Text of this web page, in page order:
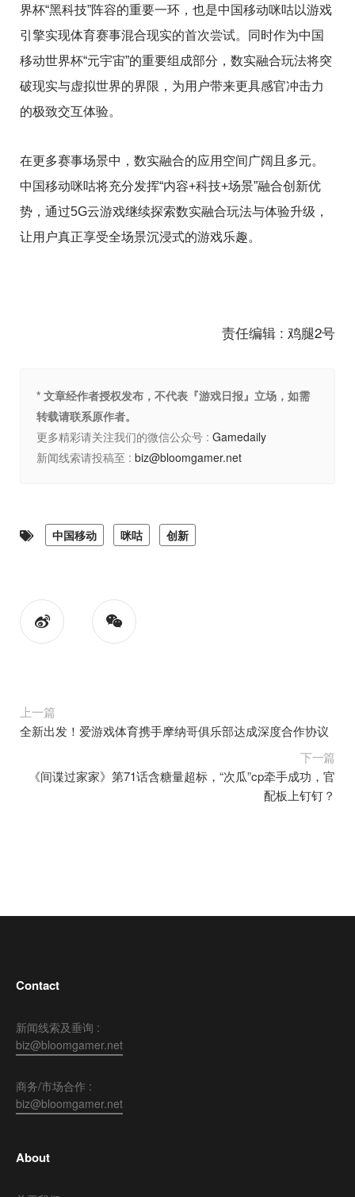
界杯“黑科技”阵容的重要一环，也是中国移动咪咕以游戏
引擎实现体育赛事混合现实的首次尝试。同时作为中国
移动世界杯“元宇宙”的重要组成部分，数实融合玩法将突
破现实与虚拟世界的界限，为用户带来更具感官冲击力
的极致交互体验。
在更多赛事场景中，数实融合的应用空间广阔且多元。
中国移动咪咕将充分发挥“内容+科技+场景”融合创新优
势，通过5G云游戏继续探索数实融合玩法与体验升级，
让用户真正享受全场景沉浸式的游戏乐趣。
责任编辑 : 鸡腿2号
* 文章经作者授权发布，不代表『游戏日报』立场，如需
转载请联系原作者。
更多精彩请关注我们的微信公众号 : Gamedaily
新闻线索请投稿至 : biz@bloomgamer.net
中国移动 咪咕 创新
上一篇
全新出发！爱游戏体育携手摩纳哥俱乐部达成深度合作协议
下一篇
《间谍过家家》第71话含糖量超标，“次瓜”cp牵手成功，官
配板上钉钉？
Contact
新闻线索及垂询 :
biz@bloomgamer.net
商务/市场合作 :
biz@bloomgamer.net
About